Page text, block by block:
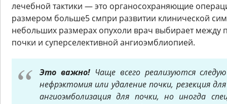
лечебной тактики — это органосохраняющие
размером больше5 смпри развитии клинической
небольших размерах опухоли врач выбирает между
почки и суперселективной ангиоэмблиопией.
Это важно!Чаще всего реализуются
нефрэктомия или удаление почки, резекция
ангиоэмболизация для почки, но иногда